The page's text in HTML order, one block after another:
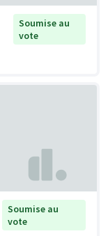
Soumise au
vote
Soumise au
vote